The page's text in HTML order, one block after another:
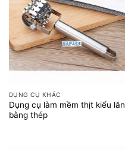
DỤNG CỤ KHÁC
Dụng cụ làm mềm thịt kiểu lăn
bằng thép